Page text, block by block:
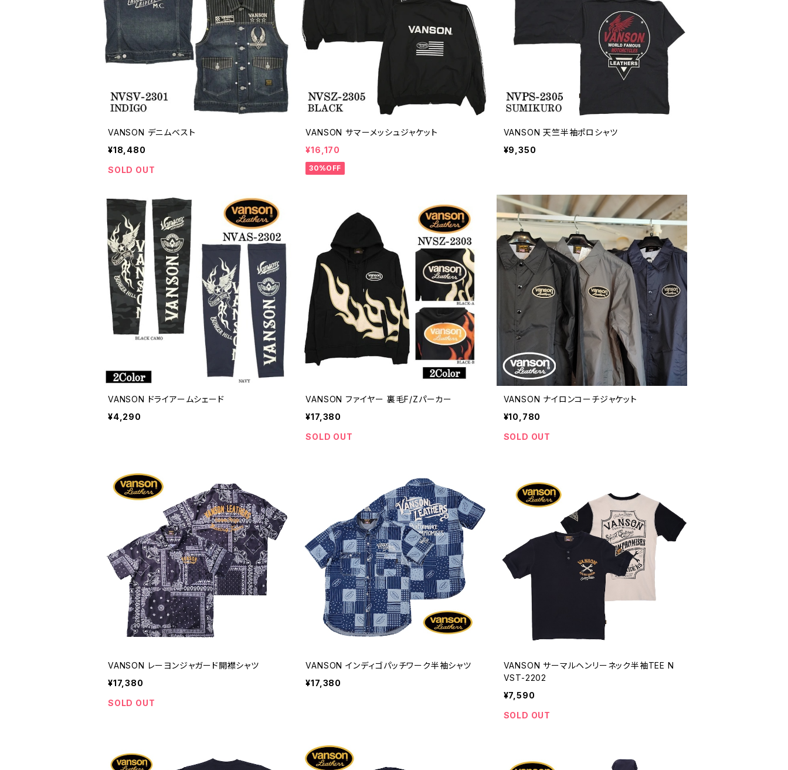
VANSON デニムベスト
¥18,480
SOLD OUT
VANSON サマーメッシュジャケット
¥16,170
30%OFF
VANSON 天竺半袖ポロシャツ
¥9,350
VANSON ドライアームシェード
¥4,290
VANSON ファイヤー 裏毛F/Zパーカー
¥17,380
SOLD OUT
VANSON ナイロンコーチジャケット
¥10,780
SOLD OUT
VANSON レーヨンジャガード開襟シャツ
¥17,380
SOLD OUT
VANSON インディゴパッチワーク半袖シャツ
¥17,380
VANSON サーマルヘンリーネック半袖TEE N
VST-2202
¥7,590
SOLD OUT